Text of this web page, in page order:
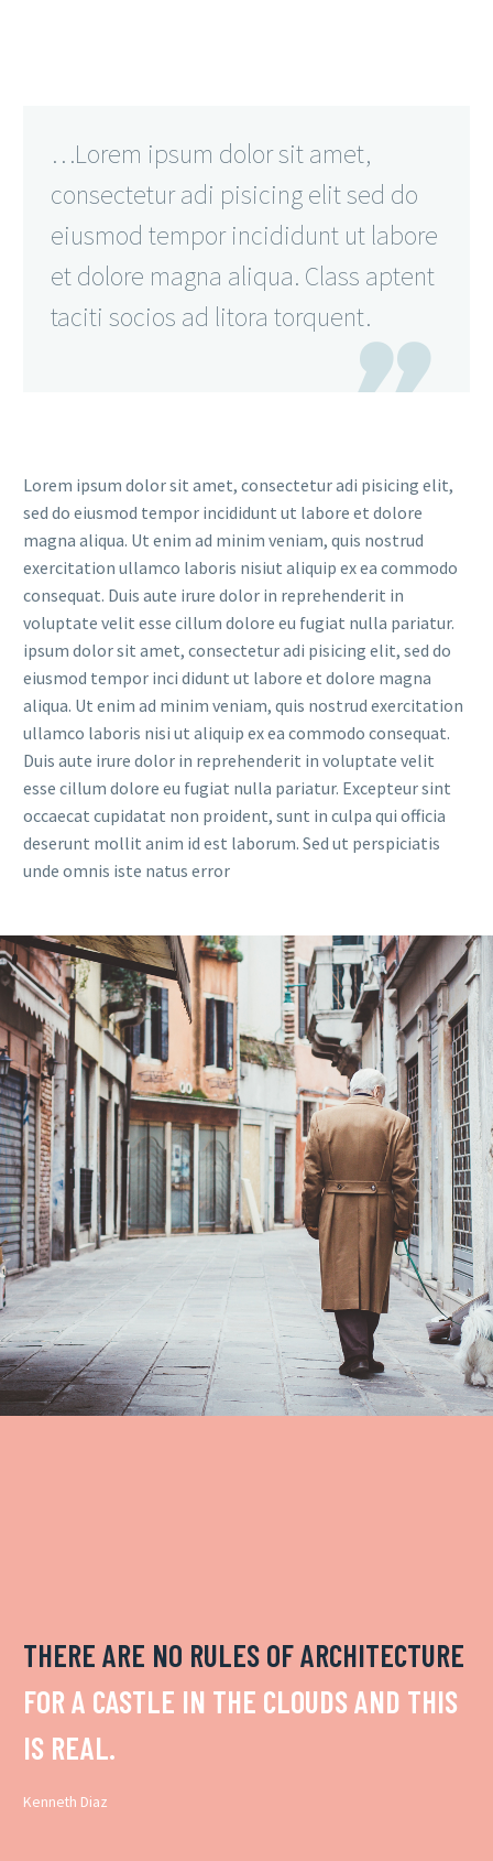
…Lorem ipsum dolor sit amet,
consectetur adi pisicing elit sed do
eiusmod tempor incididunt ut labore
et dolore magna aliqua. Class aptent
taciti socios ad litora torquent.

Lorem ipsum dolor sit amet, consectetur adi pisicing elit,
sed do eiusmod tempor incididunt ut labore et dolore
magna aliqua. Ut enim ad minim veniam, quis nostrud
exercitation ullamco laboris nisiut aliquip ex ea commodo
consequat. Duis aute irure dolor in reprehenderit in
voluptate velit esse cillum dolore eu fugiat nulla pariatur.
ipsum dolor sit amet, consectetur adi pisicing elit, sed do
eiusmod tempor inci didunt ut labore et dolore magna
aliqua. Ut enim ad minim veniam, quis nostrud exercitation
ullamco laboris nisi ut aliquip ex ea commodo consequat.
Duis aute irure dolor in reprehenderit in voluptate velit
esse cillum dolore eu fugiat nulla pariatur. Excepteur sint
occaecat cupidatat non proident, sunt in culpa qui officia
deserunt mollit anim id est laborum. Sed ut perspiciatis
unde omnis iste natus error
THERE ARE NO RULES OF ARCHITECTURE
FOR A CASTLE IN THE CLOUDS AND THIS
IS REAL.
Kenneth Diaz